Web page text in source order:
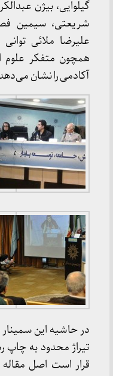
گیلوایی، بیژن
شریعتی، سیمین
علیرضا ملائی
همچون متفکر
آکادمی را نشان
در حاشیه این سمینار
تیراژ محدود به چاپ
قرار است اصل